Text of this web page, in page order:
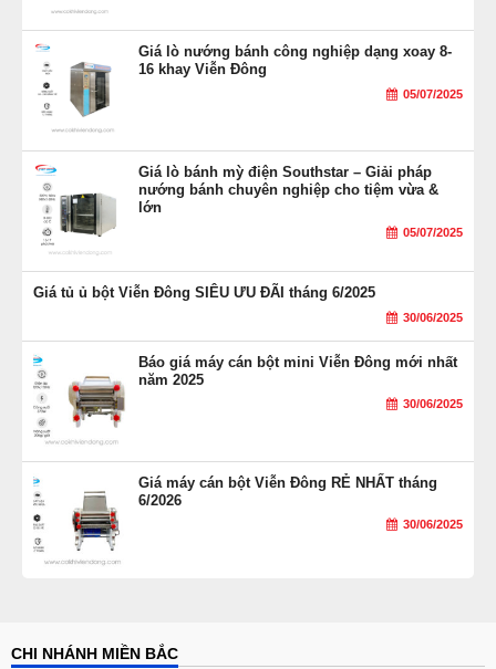
Giá lò nướng bánh công nghiệp dạng xoay 8-
16 khay Viễn Đông
05/07/2025
Giá lò bánh mỳ điện Southstar – Giải pháp
nướng bánh chuyên nghiệp cho tiệm vừa &
lớn
05/07/2025
Giá tủ ủ bột Viễn Đông SIÊU ƯU ĐÃI tháng 6/2025
30/06/2025
Báo giá máy cán bột mini Viễn Đông mới nhất
năm 2025
30/06/2025
Giá máy cán bột Viễn Đông RẺ NHẤT tháng
6/2026
30/06/2025
CHI NHÁNH MIỀN BẮC